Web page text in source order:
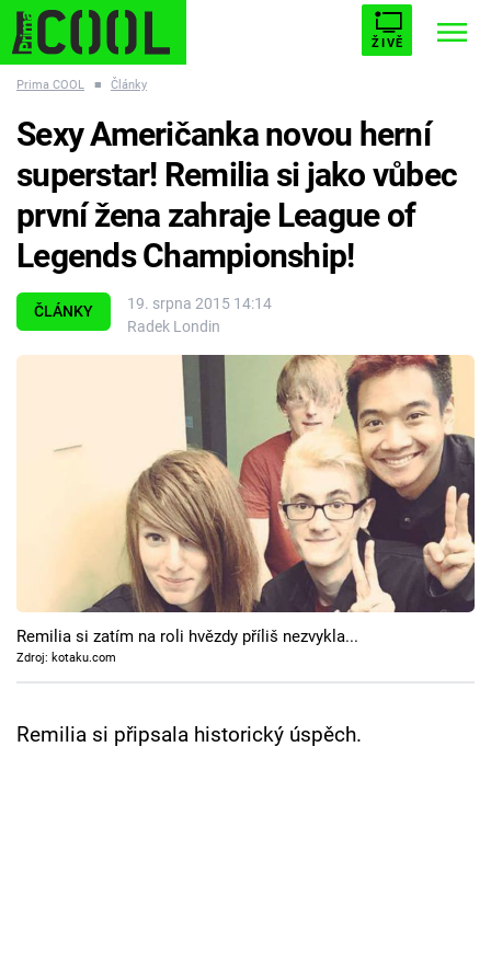
ŽIVĚ
ESCAPE PLNEJ KOTEL AVENGERS 5
Témata
Filmy
Hry
Cool Esport
Pořady
TV Program
Přihlášení
Prima COOL ■ Články
ČLÁNKY
19. srpna 2015 14:14
Radek Londin
Sexy Američanka novou herní
superstar! Remilia si jako vůbec
první žena zahraje League of
Legends Championship!
Remilia si zatím na roli hvězdy příliš nezvykla...
Zdroj: kotaku.com
Remilia si připsala historický úspěch.